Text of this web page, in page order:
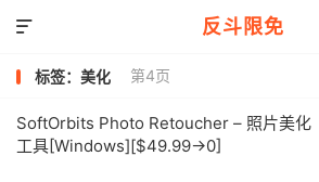
反斗限免

标签：美化 第4页
SoftOrbits Photo Retoucher – 照片美化
工具[Windows][$49.99→0]